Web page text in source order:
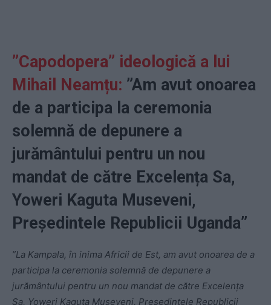
”Capodopera” ideologică a lui
Mihail Neamțu: ”Am avut onoarea
de a participa la ceremonia
solemnă de depunere a
jurământului pentru un nou
mandat de către Excelența Sa,
Yoweri Kaguta Museveni,
Președintele Republicii Uganda”
”La Kampala, în inima Africii de Est, am avut onoarea de a
participa la ceremonia solemnă de depunere a
jurământului pentru un nou mandat de către Excelența
Sa, Yoweri Kaguta Museveni, Președintele Republicii